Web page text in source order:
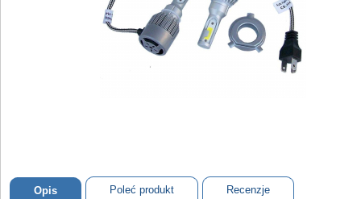
Opis Poleć produkt Recenzje